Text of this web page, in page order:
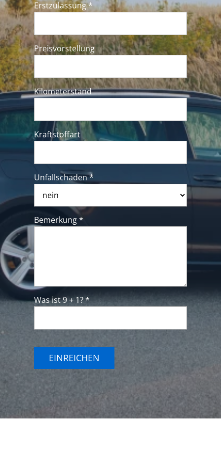
Erstzulassung *
Preisvorstellung
Kilometerstand
Kraftstoffart
Unfallschaden *
Bemerkung *
Was ist 9 + 1? *
EINREICHEN